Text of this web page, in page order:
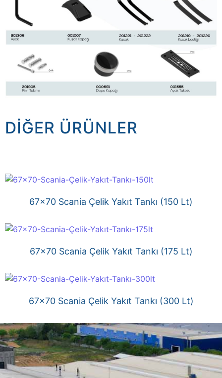
DIĞER ÜRÜNLER
67×70 Scania Çelik Yakıt Tankı (150 Lt)
67×70 Scania Çelik Yakıt Tankı (175 Lt)
67×70 Scania Çelik Yakıt Tankı (300 Lt)